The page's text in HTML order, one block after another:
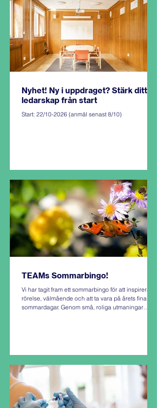
Nyhet! Ny i uppdraget? Stärk ditt
ledarskap från start
Start: 22/10-2026 (anmäl senast 8/10)
TEAMs Sommarbingo!
Vi har tagit fram ett sommarbingo för att inspirera till
rörelse, välmående och att ta vara på årets fina
sommardagar. Genom små, roliga utmaningar
Utlottning av fina priser. ✔️ Kryss